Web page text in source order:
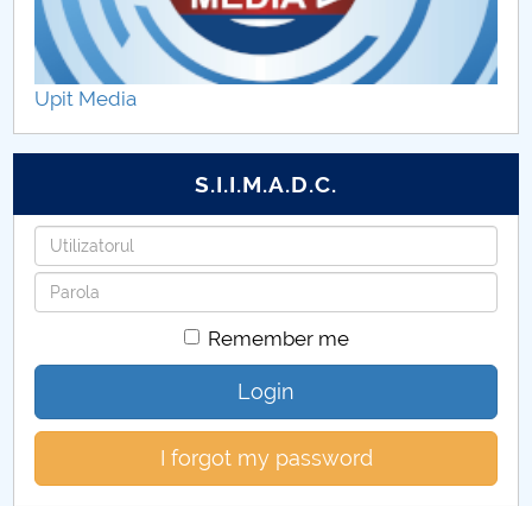
Sesiune de restanțe, nivelul II, postuniversitar
Sesiune de restanțe, nivelul I, postuniversitar
Planificare examene Niv II Postuniversitar
Planificare examene Niv I Postuniversitar
Program de științe psihopedagogice Nivelul II
Program de științe psihopedagogice Nivelul I
Metodologie, organizare și desfășurare nivel I și
nivel II regim postuniversitar
Anunt începere cursuri Nivelul II
Upit Media
S.I.I.M.A.D.C.
Username
Password
Remember me
Login
I forgot my password